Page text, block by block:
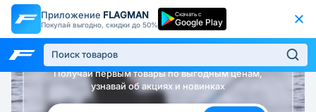
Приложение FLAGMAN
Покупай выгодно, скидки до 50%
Скачать с
Google Play
Будь в курсе!
Получай первым товары по выгодным ценам,
узнавай об акциях и новинках